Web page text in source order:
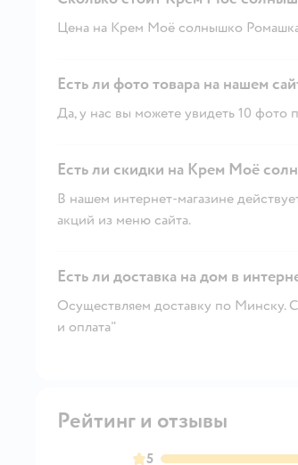
Цена на Крем Моё солнышко
Есть ли фото товара на нашем
Да, у нас вы можете увидеть 10 фото
Есть ли скидки на Крем Моё
В нашем интернет-магазине
акций из меню сайта.
Есть ли доставка на дом в
Осуществляем доставку по Минску.
и оплата"
Рейтинг и отзывы
5